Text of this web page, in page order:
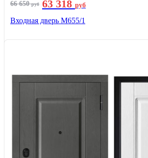
66 650руб 63 318 руб
Входная дверь М655/1